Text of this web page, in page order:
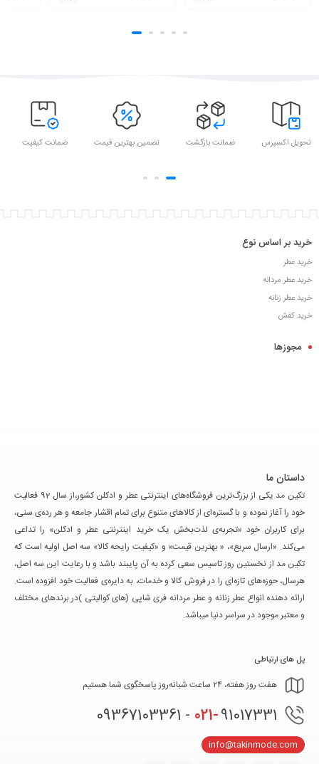
تحویل اکسپرس ضمانت بازگشت تضمین بهترین قیمت ضمانت کیفیت
خرید بر اساس نوع
خرید عطر
خرید عطر مردانه
خرید عطر زنانه
خرید کفش
مجوزها
داستان ما
تکین مد یکی از بزرگ‌ترین فروشگاه‌های اینترنتی عطر و ادکلن کشور،از سال 92 فعالیت
خود را آغاز نموده و با گستره‌ای از کالاهای متنوع برای تمام اقشار جامعه و هر رده‌ی سنی،
برای کاربران خود «تجربه‌ی لذت‌بخش یک خرید اینترنتی عطر و ادکلن» را تداعی
می‌کند. «ارسال سریع»، « بهترین قیمت» و «کیفیت رایحه کالا» سه اصل اولیه است که
تکین مد از نخستین روز تاسیس سعی کرده به آن پایبند باشد و با رعایت این سه اصل،
هرسال، حوزه‌های تازه‌ای را در فروش کالا و خدمات، به دایره‌ی فعالیت خود افزوده است.
ارائه دهنده انواع عطر زنانه و عطر مردانه فری شاپی (های کوالیتی )در برندهای مختلف
و معتبر موجود در سراسر دنیا میباشد.
پل های ارتباطی
هفت روز هفته، ۲۴ ساعت شبانه‌روز پاسخگوی شما هستیم
021-91017331 - 09367103361
info@takinmode.com